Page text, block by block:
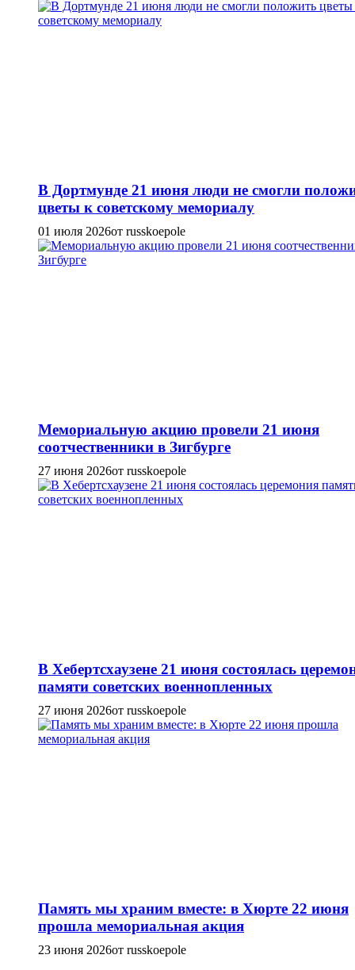
В Дортмунде 21 июня люди не смогли
цветы к советскому мемориалу
01 июля 2026от russkoepole
Мемориальную акцию провели 21 июня
соотчественники в Зигбурге
27 июня 2026от russkoepole
В Хебертсхаузене 21 июня состоялась
памяти советских военнопленных
27 июня 2026от russkoepole
Память мы храним вместе: в Хюрте 22 июня
прошла мемориальная акция
23 июня 2026от russkoepole